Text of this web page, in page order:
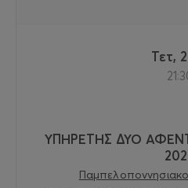
Τετ,
ΥΠΗΡΕΤΗΣ ΔΥΟ